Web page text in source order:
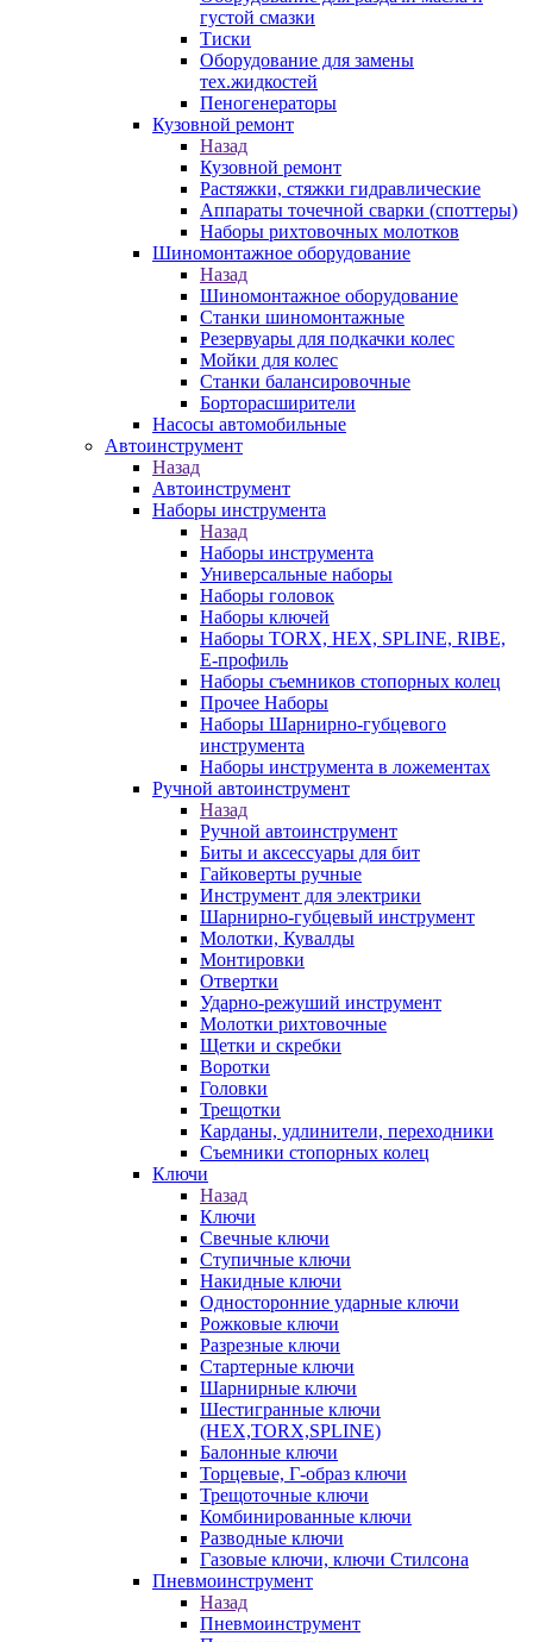
густой смазки
Тиски
Оборудование для замены
тех.жидкостей
Пеногенераторы
Кузовной ремонт
Назад
Кузовной ремонт
Растяжки, стяжки гидравлические
Аппараты точечной сварки (споттеры)
Наборы рихтовочных молотков
Шиномонтажное оборудование
Назад
Шиномонтажное оборудование
Станки шиномонтажные
Резервуары для подкачки колес
Мойки для колес
Станки балансировочные
Борторасширители
Насосы автомобильные
Автоинструмент
Назад
Автоинструмент
Наборы инструмента
Назад
Наборы инструмента
Универсальные наборы
Наборы головок
Наборы ключей
Наборы TORX, HEX, SPLINE, RIBE,
E-профиль
Наборы съемников стопорных колец
Прочее Наборы
Наборы Шарнирно-губцевого
инструмента
Наборы инструмента в ложементах
Ручной автоинструмент
Назад
Ручной автоинструмент
Биты и аксессуары для бит
Гайковерты ручные
Инструмент для электрики
Шарнирно-губцевый инструмент
Молотки, Кувалды
Монтировки
Отвертки
Ударно-режуший инструмент
Молотки рихтовочные
Щетки и скребки
Воротки
Головки
Трещотки
Карданы, удлинители, переходники
Съемники стопорных колец
Ключи
Назад
Ключи
Свечные ключи
Ступичные ключи
Накидные ключи
Односторонние ударные ключи
Рожковые ключи
Разрезные ключи
Стартерные ключи
Шарнирные ключи
Шестигранные ключи
(HEX,TORX,SPLINE)
Балонные ключи
Торцевые, Г-образ ключи
Трещоточные ключи
Комбинированные ключи
Разводные ключи
Газовые ключи, ключи Стилсона
Пневмоинструмент
Назад
Пневмоинструмент